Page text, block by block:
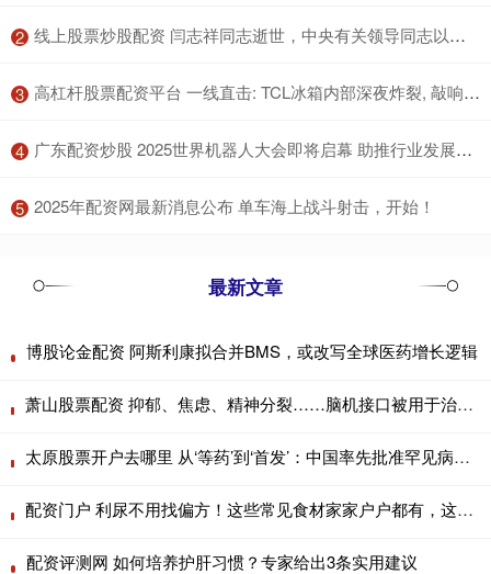
2 ​线上股票炒股配资 闫志祥同志逝世，中央有关领导同志以不同方式表示哀悼
3 ​高杠杆股票配资平台 一线直击: TCL冰箱内部深夜炸裂, 敲响行业质量安全警钟
4 ​广东配资炒股 2025世界机器人大会即将启幕 助推行业发展再提速
5 ​2025年配资网最新消息公布 单车海上战斗射击，开始！
最新文章
博股论金配资 阿斯利康拟合并BMS，或改写全球医药增长逻辑
萧山股票配资 抑郁、焦虑、精神分裂……脑机接口被用于治疗精神心理疾病
太原股票开户去哪里 从‘等药’到‘首发’：中国率先批准罕见病新药，迎来全球创新药‘中国时刻’
配资门户 利尿不用找偏方！这些常见食材家家户户都有，这样吃效果翻倍
配资评测网 如何培养护肝习惯？专家给出3条实用建议